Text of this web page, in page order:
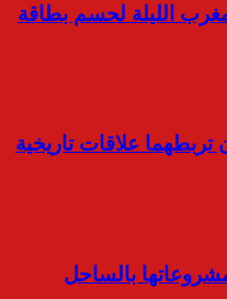
الليلة لحسم بطاقة
علاقات تاريخية
بالساحل